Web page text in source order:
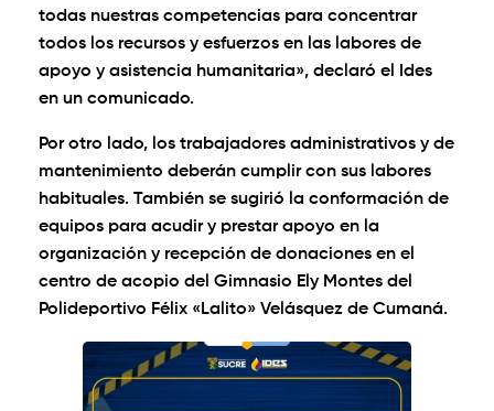
todas nuestras competencias para concentrar
todos los recursos y esfuerzos en las labores de
apoyo y asistencia humanitaria», declaró el Ides
en un comunicado.
Por otro lado, los trabajadores administrativos y de
mantenimiento deberán cumplir con sus labores
habituales. También se sugirió la conformación de
equipos para acudir y prestar apoyo en la
organización y recepción de donaciones en el
centro de acopio del Gimnasio Ely Montes del
Polideportivo Félix «Lalito» Velásquez de Cumaná.